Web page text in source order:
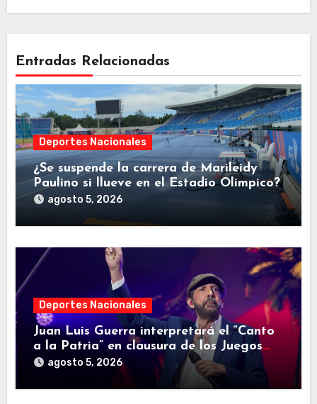
Entradas Relacionadas
Deportes Nacionales
¿Se suspende la carrera de Marileidy
Paulino si llueve en el Estadio Olímpico?
agosto 5, 2026
Deportes Nacionales
Juan Luis Guerra interpretará el “Canto
a la Patria” en clausura de los Juegos
Centroamericanos y del Caribe
agosto 5, 2026